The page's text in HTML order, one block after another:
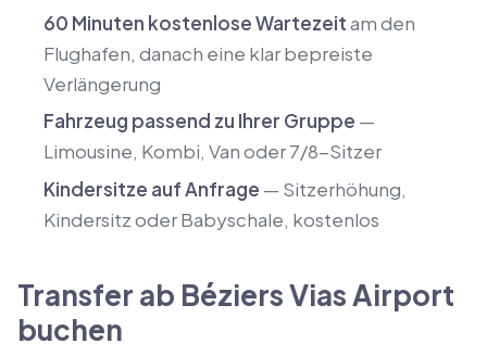
60 Minuten kostenlose Wartezeitam den
Flughafen, danach eine klar bepreiste
Verlängerung
Fahrzeug passend zu Ihrer Gruppe —
Limousine, Kombi, Van oder 7/8-Sitzer
Kindersitze auf Anfrage — Sitzerhöhung,
Kindersitz oder Babyschale, kostenlos
Transfer ab Béziers Vias Airport
buchen